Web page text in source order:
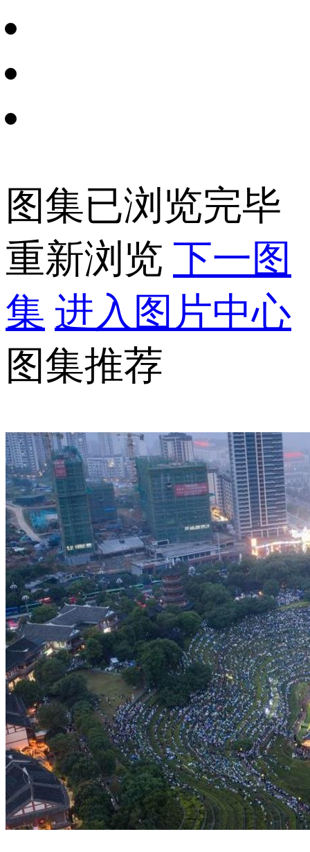
图集已浏览完毕
重新浏览 下一图
集 进入图片中心
图集推荐